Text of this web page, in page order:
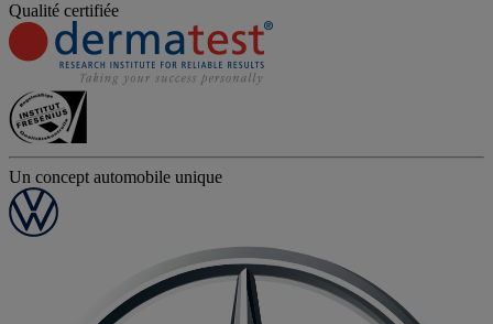
Qualité certifiée
Un concept automobile unique